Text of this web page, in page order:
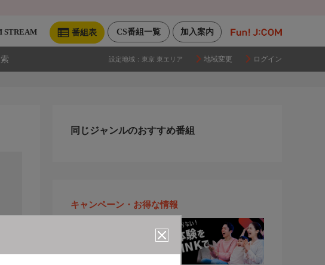
加入案内
CS番組一覧
番組表
STREAM
設定地域： 東京 東エリア 地域変更 ログイン
同じジャンルのおすすめ番組
キャンペーン・お得な情報